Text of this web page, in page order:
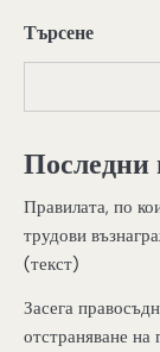
Търсене
Последни
Правилата, по
трудови
(текст)
Засега
отстраняване